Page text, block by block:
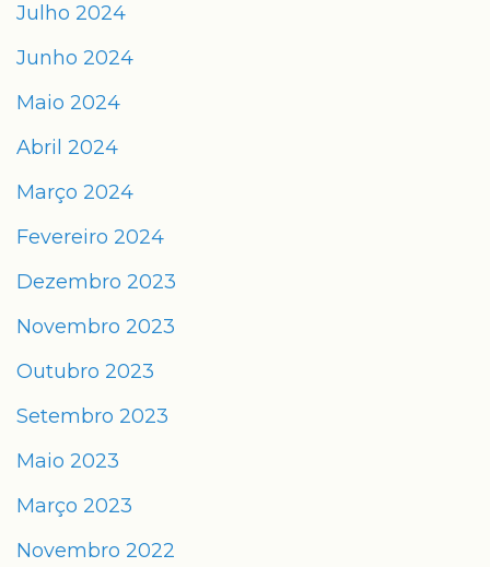
Julho 2024
Junho 2024
Maio 2024
Abril 2024
Março 2024
Fevereiro 2024
Dezembro 2023
Novembro 2023
Outubro 2023
Setembro 2023
Maio 2023
Março 2023
Novembro 2022